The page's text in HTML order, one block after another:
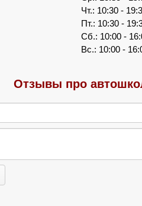
Чт.: 10:30 -
Пт.: 10:30 -
Сб.: 10:00 -
Вс.: 10:00 -
Отзывы про